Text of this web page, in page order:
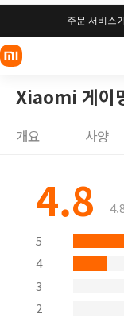
주문 서비스
Xiaomi 게이
개요 사양
4.8
5
4
3
2